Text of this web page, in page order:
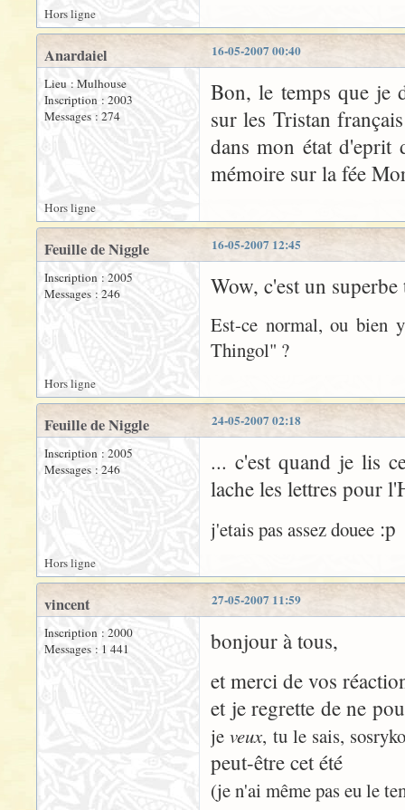
Hors ligne
16-05-2007 00:40
Anardaiel
Lieu : Mulhouse
Inscription : 2003
Messages : 274
Bon, le temps que je
sur les Tristan
dans mon état d'eprit
mémoire sur la fée
Hors ligne
16-05-2007 12:45
Feuille de Niggle
Inscription : 2005
Messages : 246
Wow, c'est un
Est-ce normal, ou bien
Thingol" ?
Hors ligne
24-05-2007 02:18
Feuille de Niggle
Inscription : 2005
Messages : 246
... c'est quand je lis
lache les lettres pour
j'etais pas assez douee :p
Hors ligne
27-05-2007 11:59
vincent
Inscription : 2000
Messages : 1 441
bonjour à tous,
et merci de vos
et je regrette de ne
jeveux, tu le sais,
peut-être cet été
(je n'ai même pas eu le